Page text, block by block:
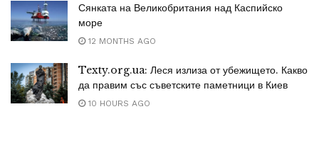
Сянката на Великобритания над Каспийско
море
12 MONTHS AGO
Texty.org.ua: Леся излиза от убежището. Какво
да правим със съветските паметници в Киев
10 HOURS AGO